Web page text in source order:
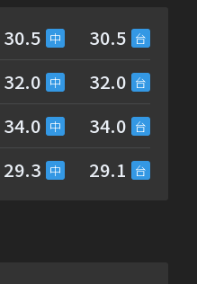
30.5 30.5
32.0 32.0
34.0 34.0
29.3 29.1